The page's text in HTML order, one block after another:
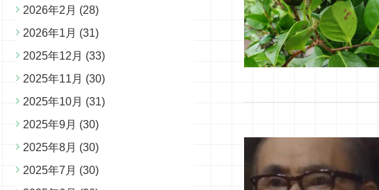
2026年2月 (28)
2026年1月 (31)
2025年12月 (33)
2025年11月 (30)
2025年10月 (31)
2025年9月 (30)
2025年8月 (30)
2025年7月 (30)